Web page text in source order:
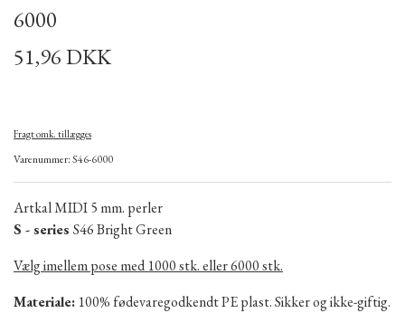
6000
51,96 DKK
Fragt omk. tillægges
Varenummer: S46-6000
Artkal MIDI 5 mm. perler
S - series S46 Bright Green
Vælg imellem pose med 1000 stk. eller 6000 stk.
Materiale: 100% fødevaregodkendt PE plast. Sikker og ikke-giftig.